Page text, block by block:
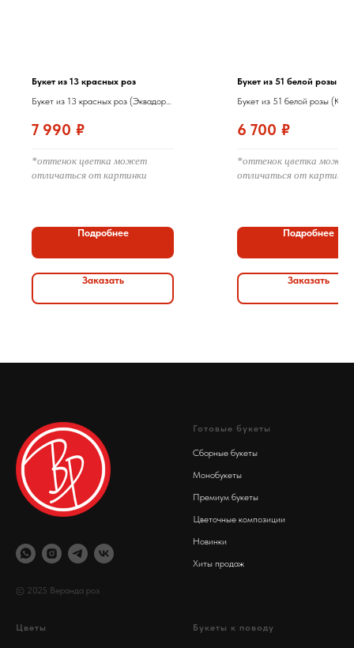
Букет из 13 красных роз
Букет из 13 красных роз (Эквадор
7 990 ₽
*оттенок цветка может
отличаться от картинки
Подробнее
Заказать
Букет из 51 белой розы
Букет из 51 белой розы
6 700 ₽
*оттенок цветка может
отличаться от картинки
Подробнее
Заказать
© 2025 Веранда роз
Готовые букеты
Сборные букеты
Монобукеты
Премиум букеты
Цветочные композиции
Новинки
Хиты продаж
Цветы Букеты к поводу